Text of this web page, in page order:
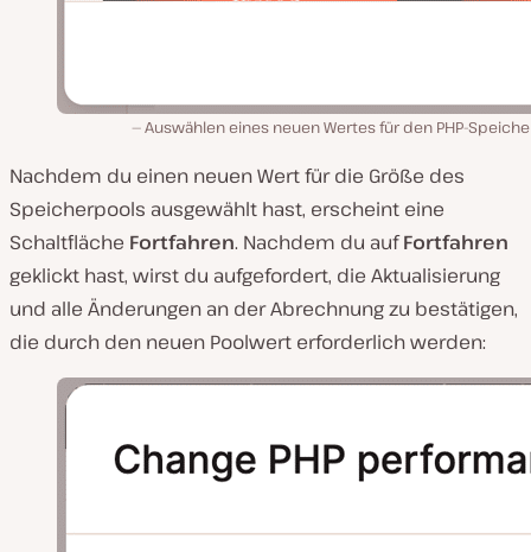
Auswählen eines neuen Wertes für den PHP-
Nachdem du einen neuen Wert für die Größe des
Speicherpools ausgewählt hast, erscheint eine
Schaltfläche Fortfahren. Nachdem du aufFortfahren
geklickt hast, wirst du aufgefordert, die Aktualisierung
und alle Änderungen an der Abrechnung zu bestätigen,
die durch den neuen Poolwert erforderlich werden: